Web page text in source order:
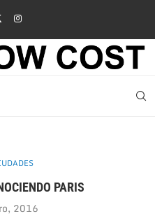
PARIS
2016